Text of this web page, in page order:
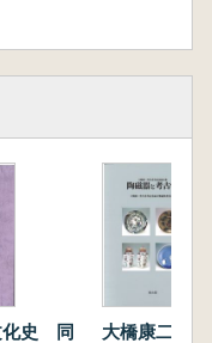
化史 同
大橋康二先